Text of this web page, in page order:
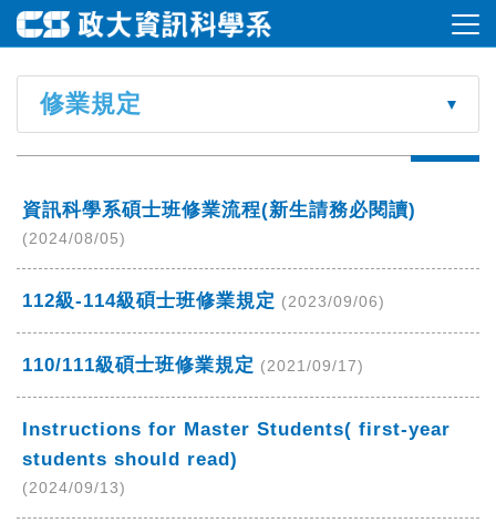
修業規定
資訊科學系碩士班修業流程(新生請務必閱讀)
(2024/08/05)
112級-114級碩士班修業規定 (2023/09/06)
110/111級碩士班修業規定 (2021/09/17)
Instructions for Master Students( first-year
students should read)
(2024/09/13)